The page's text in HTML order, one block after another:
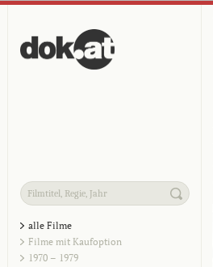
alle Filme
Filme mit Kaufoption
1970 – 1979